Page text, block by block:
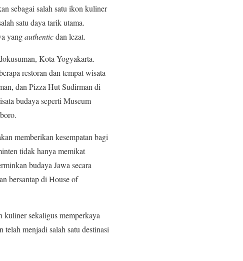
sebagai salah satu ikon kuliner
satu daya tarik utama.
yangauthenticdan lezat.
Kota Yogyakarta.
restoran dan tempat wisata
dan Pizza Hut Sudirman di
budaya seperti Museum
memberikan kesempatan bagi
tidak hanya memikat
budaya Jawa secara
bersantap di House of
kuliner sekaligus memperkaya
menjadi salah satu destinasi